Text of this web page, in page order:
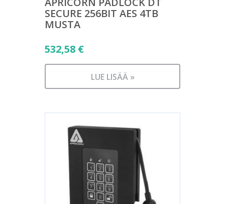
SECURE 256BIT AES 4TB
MUSTA
532,58 €
LUE LISÄÄ »